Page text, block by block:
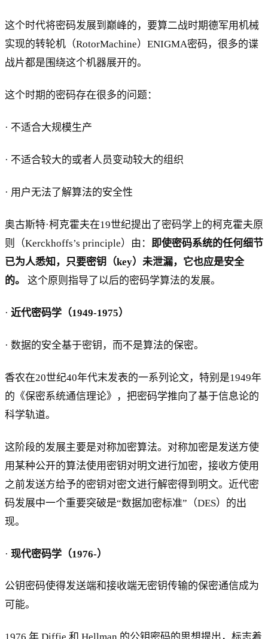
这个时代将密码发展到巅峰的，要算二战时期德军用机械
实现的转轮机（RotorMachine）ENIGMA密码，很多的谍
战片都是围绕这个机器展开的。
这个时期的密码存在很多的问题：
· 不适合大规模生产
· 不适合较大的或者人员变动较大的组织
· 用户无法了解算法的安全性
奥古斯特·柯克霍夫在19世纪提出了密码学上的柯克霍夫原
则（Kerckhoffs’s principle）由： 即使密码系统的任何细节
已为人悉知，只要密钥（key）未泄漏，它也应是安全
的。
这个原则指导了以后的密码学算法的发展。
· 近代密码学（1949-1975）
· 数据的安全基于密钥，而不是算法的保密。
香农在20世纪40年代末发表的一系列论文，特别是1949年
的《保密系统通信理论》，把密码学推向了基于信息论的
科学轨道。
这阶段的发展主要是对称加密算法。对称加密是发送方使
用某种公开的算法使用密钥对明文进行加密，接收方使用
之前发送方给予的密钥对密文进行解密得到明文。近代密
码发展中一个重要突破是“数据加密标准”（DES）的出
现。
· 现代密码学（1976-）
公钥密码使得发送端和接收端无密钥传输的保密通信成为
可能。